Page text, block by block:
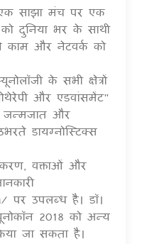
एक साझा मंच पर एक
दुनिया भर के साथी
काम और नेटवर्क को
के सभी क्षेत्रों
और एडवांसमेंट"
जन्मजात और
डायग्नोस्टिक्स
वक्ताओं और
पर उपलब्ध है। डॉ।
2018 को अन्य
जा सकता है।